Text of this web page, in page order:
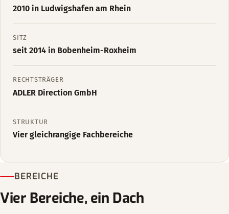
2010 in Ludwigshafen am Rhein
SITZ
seit 2014 in Bobenheim-Roxheim
RECHTSTRÄGER
ADLER Direction GmbH
STRUKTUR
Vier gleichrangige Fachbereiche
BEREICHE
Vier Bereiche, ein Dach